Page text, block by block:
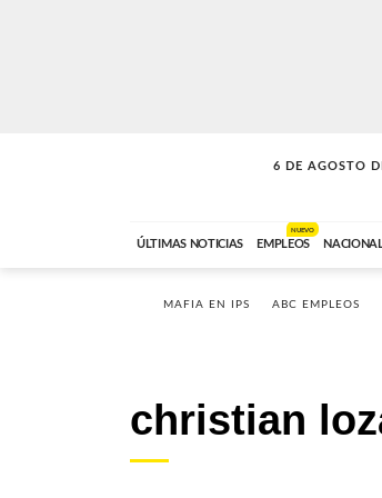
6 DE AGOSTO
LA MOVIDA
ÚLTIMAS NOTICIAS EMPLEOS
NUEVO
MAFIA EN IPS ABC EMPLEOS
christian